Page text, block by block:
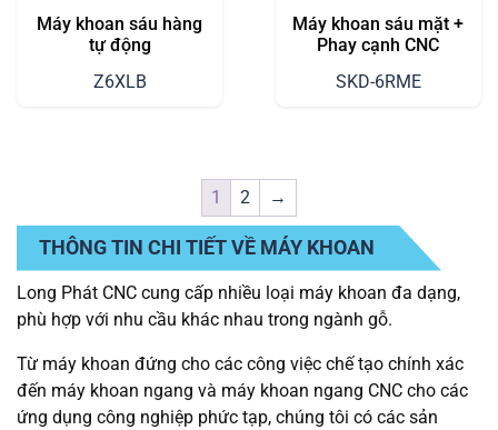
Máy khoan sáu hàng
tự động
Z6XLB
Máy khoan sáu mặt +
Phay cạnh CNC
SKD-6RME
1 2 →
THÔNG TIN CHI TIẾT VỀ MÁY KHOAN
Long Phát CNC cung cấp nhiều loại máy khoan đa dạng,
phù hợp với nhu cầu khác nhau trong ngành gỗ.
Từ máy khoan đứng cho các công việc chế tạo chính xác
đến máy khoan ngang và máy khoan ngang CNC cho các
ứng dụng công nghiệp phức tạp, chúng tôi có các sản